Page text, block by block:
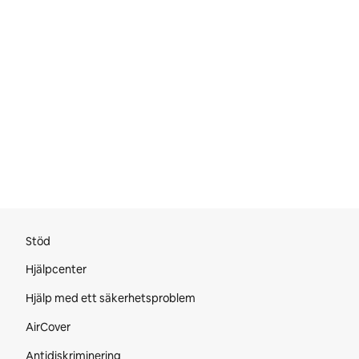
Stöd
Hjälpcenter
Hjälp med ett säkerhetsproblem
AirCover
Antidiskriminering